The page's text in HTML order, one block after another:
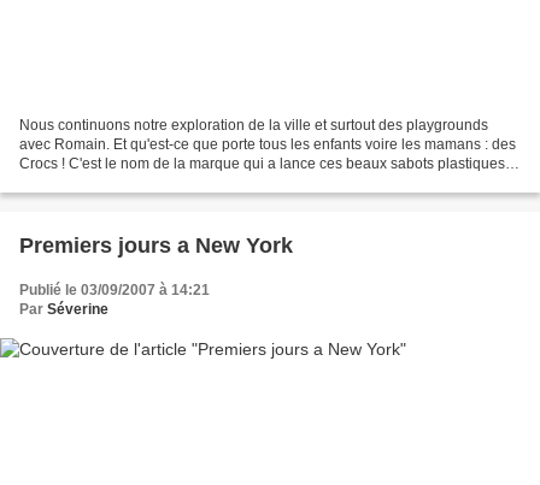
Nous continuons notre exploration de la ville et surtout des playgrounds
avec Romain. Et qu'est-ce que porte tous les enfants voire les mamans : des
Crocs ! C'est le nom de la marque qui a lance ces beaux sabots plastiques
Premiers jours a New York
Publié le 03/09/2007 à 14:21
Par Séverine